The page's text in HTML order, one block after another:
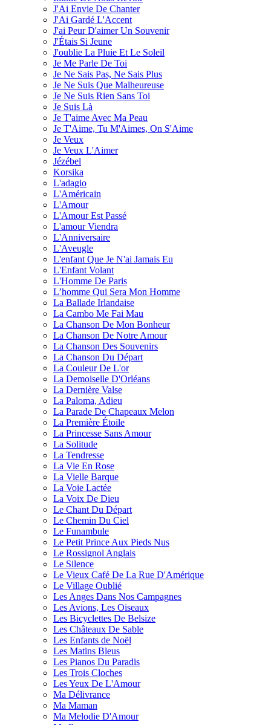
J'Ai Envie De Chanter
J'Ai Gardé L'Accent
J'ai Peur D'aimer Un Souvenir
J'Étais Si Jeune
J'oublie La Pluie Et Le Soleil
Je Me Parle De Toi
Je Ne Sais Pas, Ne Sais Plus
Je Ne Suis Que Malheureuse
Je Ne Suis Rien Sans Toi
Je Suis Là
Je T'aime Avec Ma Peau
Je T'Aime, Tu M'Aimes, On S'Aime
Je Veux
Je Veux L'Aimer
Jézébel
Korsika
L'adagio
L'Américain
L'Amour
L'Amour Est Passé
L'amour Viendra
L'Anniversaire
L'Aveugle
L'enfant Que Je N'ai Jamais Eu
L'Enfant Volant
L'Homme De Paris
L’homme Qui Sera Mon Homme
La Ballade Irlandaise
La Cambo Me Fai Mau
La Chanson De Mon Bonheur
La Chanson De Notre Amour
La Chanson Des Souvenirs
La Chanson Du Départ
La Couleur De L'or
La Demoiselle D'Orléans
La Dernière Valse
La Paloma, Adieu
La Parade De Chapeaux Melon
La Première Étoile
La Princesse Sans Amour
La Solitude
La Tendresse
La Vie En Rose
La Vielle Barque
La Voie Lactée
La Voix De Dieu
Le Chant Du Départ
Le Chemin Du Ciel
Le Funambule
Le Petit Prince Aux Pieds Nus
Le Rossignol Anglais
Le Silence
Le Vieux Café De La Rue D'Amérique
Le Village Oublié
Les Anges Dans Nos Campagnes
Les Avions, Les Oiseaux
Les Bicyclettes De Belsize
Les Châteaux De Sable
Les Enfants de Noël
Les Matins Bleus
Les Pianos Du Paradis
Les Trois Cloches
Les Yeux De L'Amour
Ma Délivrance
Ma Maman
Ma Melodie D'Amour